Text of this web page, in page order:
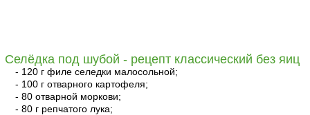
Селёдка под шубой - рецепт классический без яиц
- 120 г филе селедки малосольной;
- 100 г отварного картофеля;
- 80 отварной моркови;
- 80 г репчатого лука;